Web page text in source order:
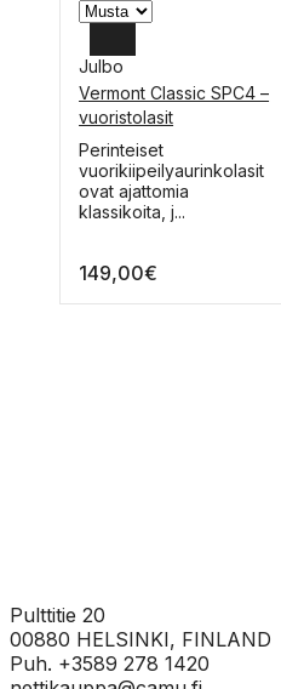
Julbo
Vermont Classic SPC4 –
vuoristolasit
Tällä
tuotteella
on
useampi
tehdä
Perinteiset
vuorikiipeilyaurinkolasit
ovat ajattomia
klassikoita, j...
149,00€
Pulttitie 20
00880 HELSINKI, FINLAND
Puh. +3589 278 1420